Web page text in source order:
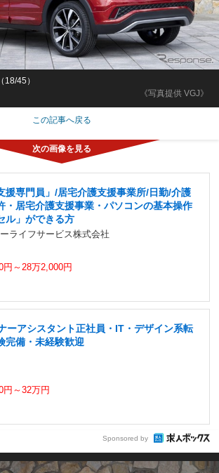
《写真提供 VGJ》
18/45）
この記事へ戻る
援専門員」/居宅介護支援事業所/日勤/介護
・居宅介護支援事業・パソコンの基本操作
ル」ができる方
ライフサービス株式会社
円～28万2,000円
ーアシスタント正社員・IT・デザイン系転
完備・未経験歓迎
円～32万円
Sponsored by